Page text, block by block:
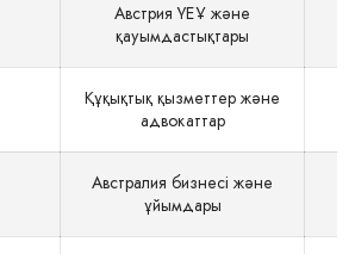
Австрия ҮЕҰ және
қауымдастықтары
Құқықтық қызметтер және
адвокаттар
Австралия бизнесі және
ұйымдары